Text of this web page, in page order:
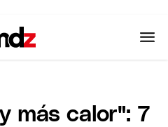
más calor": 7